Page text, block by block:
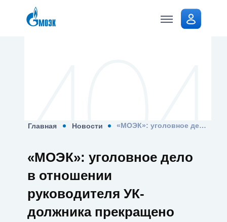
Стать
клиентом
Главная «МОЭК»: уголовное дело в отношении руководителя УК-должника прекращено после погашения долга
Новости
«МОЭК»: уголовное дело
в отношении
руководителя УК-
должника прекращено